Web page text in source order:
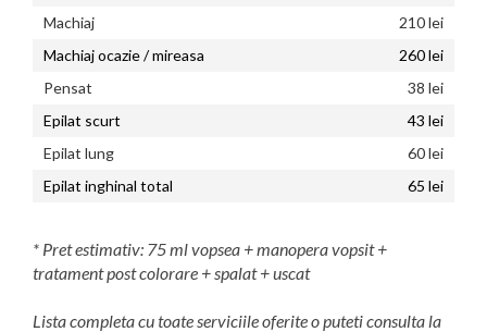
Machiaj
210 lei
Machiaj ocazie / mireasa
260 lei
Pensat
38 lei
Epilat scurt
43 lei
Epilat lung
60 lei
Epilat inghinal total
65 lei
* Pret estimativ: 75 ml vopsea + manopera vopsit +
tratament post colorare + spalat + uscat
Lista completa cu toate serviciile oferite o puteti consulta la